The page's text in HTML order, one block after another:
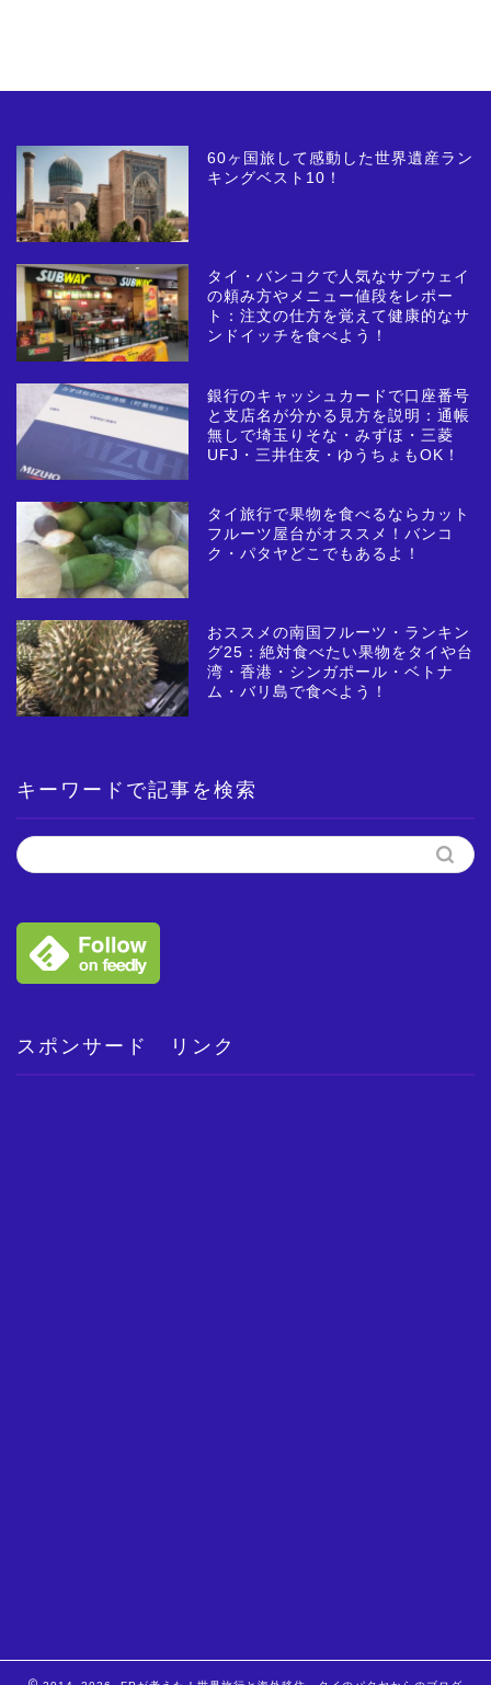
60ヶ国旅して感動した世界遺産ラン
キングベスト10！
タイ・バンコクで人気なサブウェイ
の頼み方やメニュー値段をレポー
ト：注文の仕方を覚えて健康的なサ
ンドイッチを食べよう！
銀行のキャッシュカードで口座番号
と支店名が分かる見方を説明：通帳
無しで埼玉りそな・みずほ・三菱
UFJ・三井住友・ゆうちょもOK！
タイ旅行で果物を食べるならカット
フルーツ屋台がオススメ！バンコ
ク・パタヤどこでもあるよ！
おススメの南国フルーツ・ランキン
グ25：絶対食べたい果物をタイや台
湾・香港・シンガポール・ベトナ
ム・バリ島で食べよう！
キーワードで記事を検索
スポンサード リンク